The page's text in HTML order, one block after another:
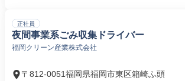
正社員
夜間事業系ごみ収集ドライバー
福岡クリーン産業株式会社
〒812-0051福岡県福岡市東区箱崎ふ頭